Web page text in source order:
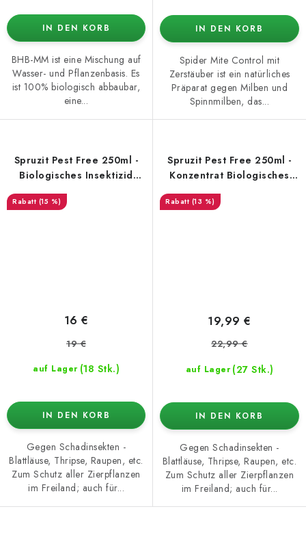
IN DEN KORB
BHB-MM ist eine Mischung auf
Wasser- und Pflanzenbasis. Es
ist 100% biologisch abbaubar,
eine...
IN DEN KORB
Spider Mite Control mit
Zerstäuber ist ein natürliches
Präparat gegen Milben und
Spinnmilben, das...
Spruzit Pest Free 250ml -
Biologisches Insektizid
(15 %)
auf Lager (18 Stk.)
16 €
19 €
IN DEN KORB
Gegen Schadinsekten -
Blattläuse, Thripse, Raupen, etc.
Zum Schutz aller Zierpflanzen
im Freiland; auch für...
Spruzit Pest Free 250ml -
Konzentrat Biologisches
(13 %)
auf Lager (27 Stk.)
19,99 €
22,99 €
IN DEN KORB
Gegen Schadinsekten -
Blattläuse, Thripse, Raupen, etc.
Zum Schutz aller Zierpflanzen
im Freiland; auch für...